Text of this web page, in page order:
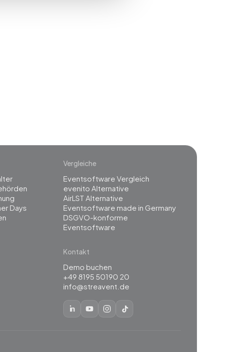
Days
Vergleiche
Eventsoftware Vergleich
evenito Alternative
AirLST Alternative
Eventsoftware made in Germany
DSGVO-konforme
Eventsoftware
Kontakt
Demo buchen
+49 8195 50190 20
info@streavent.de